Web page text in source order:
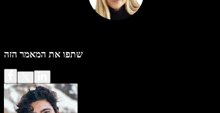
שתפו את המאמר הזה